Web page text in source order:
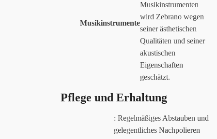
Musikinstrumente
Musikinstrumenten
wird Zebrano wegen
seiner ästhetischen
Qualitäten und seiner
akustischen
Eigenschaften
geschätzt.
Pflege und Erhaltung
: Regelmäßiges Abstauben und
gelegentliches Nachpolieren